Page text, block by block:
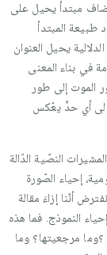
مبتدأ يحيل على
طبيعة المبتدأ
يحيل العنوان
في بناء المعنى
الموت إلى طور
فإلى أي حدٍّ يعْكس
النصّية الدّالة
إحياء الصّورة
أنّنا إزاءَ مقالة
النموذج. فما هذه
؟وما مرجعيتها؟ وما